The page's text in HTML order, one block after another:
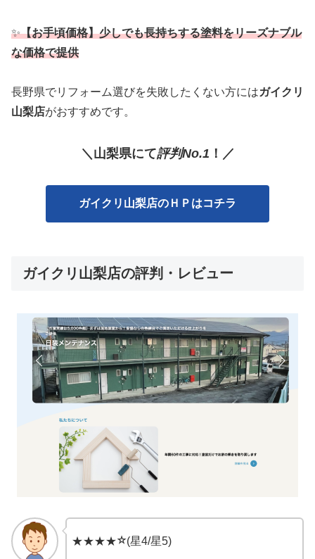
✨【お手頃価格】少しでも長持ちする塗料をリーズナブル
な価格で提供
長野県でリフォーム選びを失敗したくない方にはガイクリ
山梨店がおすすめです。
＼山梨県にて評判No.1 ！／
ガイクリ山梨店のＨＰはコチラ
ガイクリ山梨店の評判・レビュー
★★★★⭐︎(星4/星5)